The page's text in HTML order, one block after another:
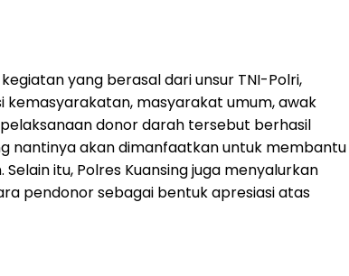
yang berasal dari unsur TNI-Polri,
kemasyarakatan, masyarakat umum, awak
pelaksanaan donor darah tersebut berhasil
nantinya akan dimanfaatkan untuk membantu
itu, Polres Kuansing juga menyalurkan
pendonor sebagai bentuk apresiasi atas